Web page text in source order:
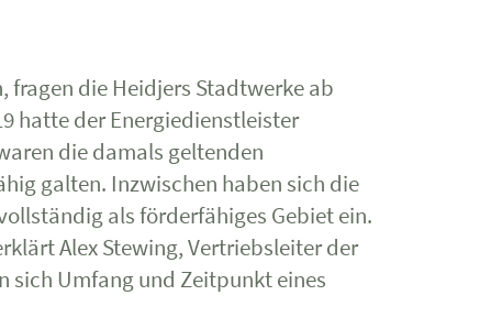
fragen die Heidjers Stadtwerke ab
hatte der Energiedienstleister
die damals geltenden
galten. Inzwischen haben sich die
als förderfähiges Gebiet ein.
Alex Stewing, Vertriebsleiter der
sich Umfang und Zeitpunkt eines